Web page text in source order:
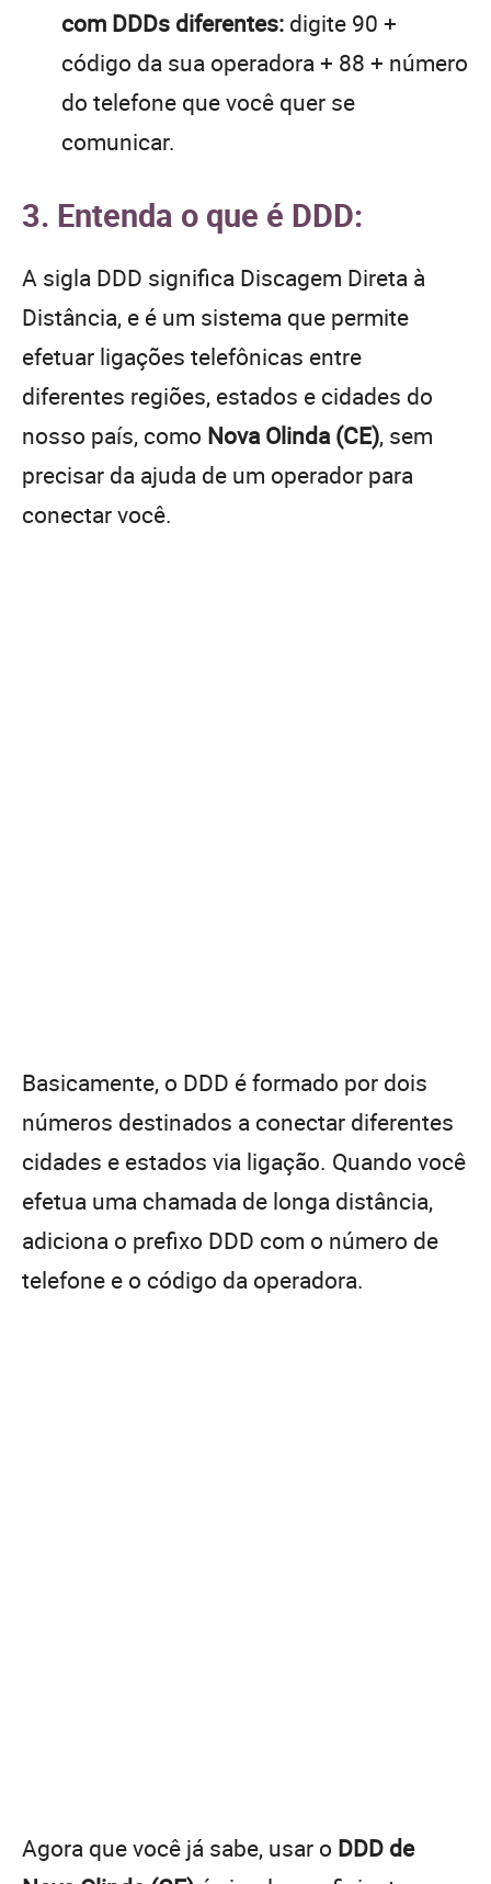
com DDDs diferentes: digite 90 +
código da sua operadora + 88 + número
do telefone que você quer se
comunicar.
3. Entenda o que é DDD:
A sigla DDD significa Discagem Direta à
Distância, e é um sistema que permite
efetuar ligações telefônicas entre
diferentes regiões, estados e cidades do
nosso país, como Nova Olinda (CE), sem
precisar da ajuda de um operador para
conectar você.
Basicamente, o DDD é formado por dois
números destinados a conectar diferentes
cidades e estados via ligação. Quando você
efetua uma chamada de longa distância,
adiciona o prefixo DDD com o número de
telefone e o código da operadora.
Agora que você já sabe, usar o DDD de